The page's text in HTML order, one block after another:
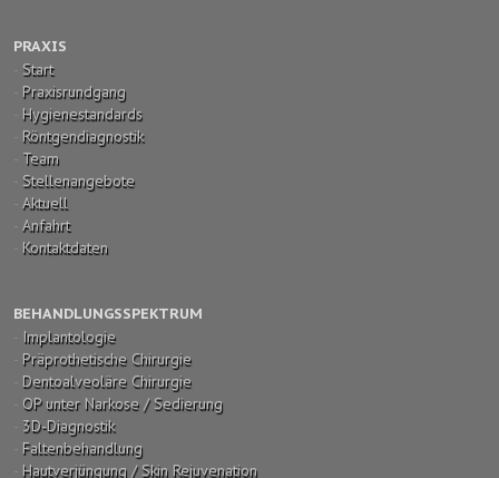
PRAXIS
- Start
- Praxisrundgang
- Hygienestandards
- Röntgendiagnostik
- Team
- Stellenangebote
- Aktuell
- Anfahrt
- Kontaktdaten
BEHANDLUNGSSPEKTRUM
- Implantologie
- Präprothetische Chirurgie
- Dentoalveoläre Chirurgie
- OP unter Narkose / Sedierung
- 3D-Diagnostik
- Faltenbehandlung
- Hautverjüngung / Skin Rejuvenation